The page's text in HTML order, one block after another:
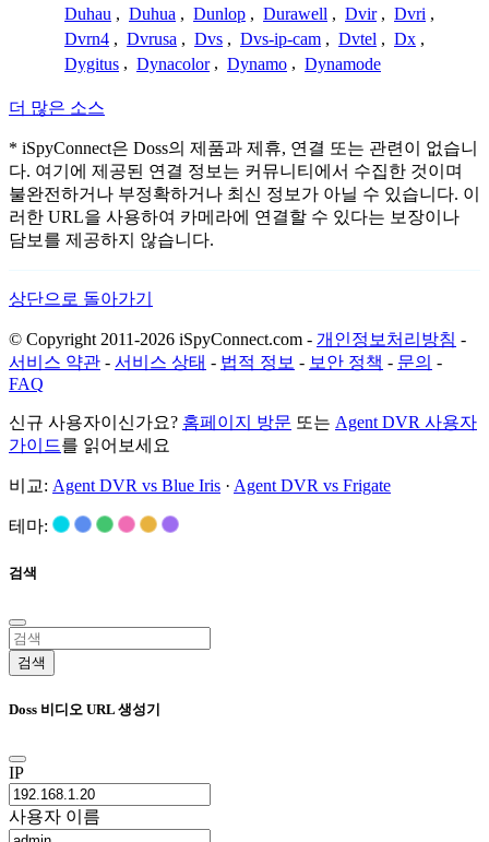
Duhau , Duhua , Dunlop , Durawell , Dvir , Dvri ,
Dvrn4 , Dvrusa , Dvs , Dvs-ip-cam , Dvtel , Dx ,
Dygitus , Dynacolor , Dynamo , Dynamode
더 많은 소스
* iSpyConnect은 Doss의 제품과 제휴, 연결 또는 관련이 없습니
다. 여기에 제공된 연결 정보는 커뮤니티에서 수집한 것이며
불완전하거나 부정확하거나 최신 정보가 아닐 수 있습니다. 이
러한 URL을 사용하여 카메라에 연결할 수 있다는 보장이나
담보를 제공하지 않습니다.
상단으로 돌아가기
© Copyright 2011-2026 iSpyConnect.com - 개인정보처리방침 -
서비스 약관 - 서비스 상태 - 법적 정보 - 보안 정책 - 문의 -
FAQ
신규 사용자이신가요? 홈페이지 방문 또는 Agent DVR 사용자
가이드를 읽어보세요
비교: Agent DVR vs Blue Iris · Agent DVR vs Frigate
테마:
검색
검색
Doss 비디오 URL 생성기
IP
사용자 이름